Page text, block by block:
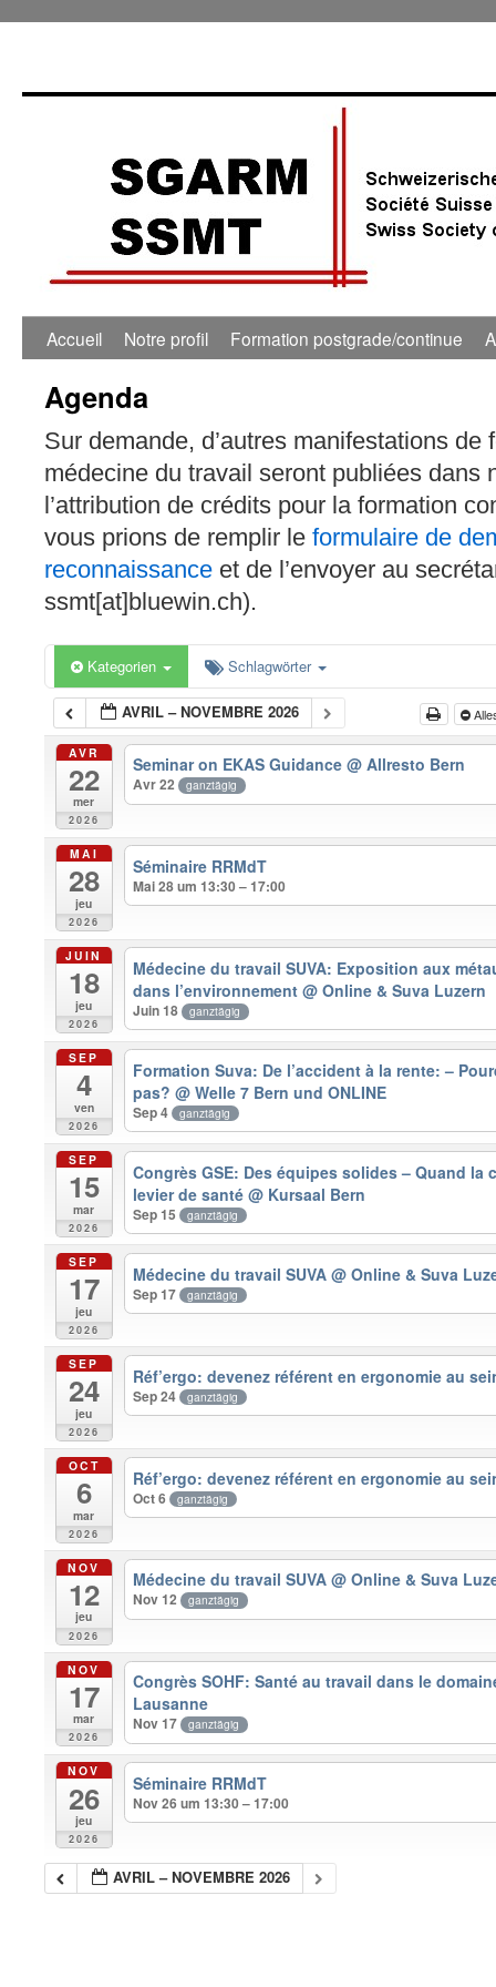
Accueil Notre profil Formation postgrade/continue
Agenda
Sur demande, d’autres manifestations de
médecine du travail seront publiées dans
l’attribution de crédits pour la formation
vous prions de remplir le formulaire de
reconnaissance et de l’envoyer au
ssmt[at]bluewin.ch).
Kategorien Schlagwörter
AVRIL – NOVEMBRE 2026
AVR
22
mer
2026
Seminar on EKAS Guidance@ Allresto Bern
Avr 22 ganztägig
MAI
28
jeu
2026
Séminaire RRMdT
Mai 28 um 13:30 – 17:00
JUIN
18
jeu
2026
Médecine du travail SUVA: Exposition aux
dans l’environnement@ Online & Suva Luzern
Juin 18 ganztägig
SEP
4
ven
2026
Formation Suva: De l’accident à la rente: –
pas?@ Welle 7 Bern und ONLINE
Sep 4 ganztägig
SEP
15
mar
2026
Congrès GSE: Des équipes solides – Quand
levier de santé@ Kursaal Bern
Sep 15 ganztägig
SEP
17
jeu
2026
Médecine du travail SUVA@ Online & Suva
Sep 17 ganztägig
SEP
24
jeu
2026
Réf’ergo: devenez référent en ergonomie au
Sep 24 ganztägig
OCT
6
mar
2026
Réf’ergo: devenez référent en ergonomie au
Oct 6 ganztägig
NOV
12
jeu
2026
Médecine du travail SUVA@ Online & Suva
Nov 12 ganztägig
NOV
17
mar
2026
Congrès SOHF: Santé au travail dans le
Lausanne
Nov 17 ganztägig
NOV
26
jeu
2026
Séminaire RRMdT
Nov 26 um 13:30 – 17:00
AVRIL – NOVEMBRE 2026